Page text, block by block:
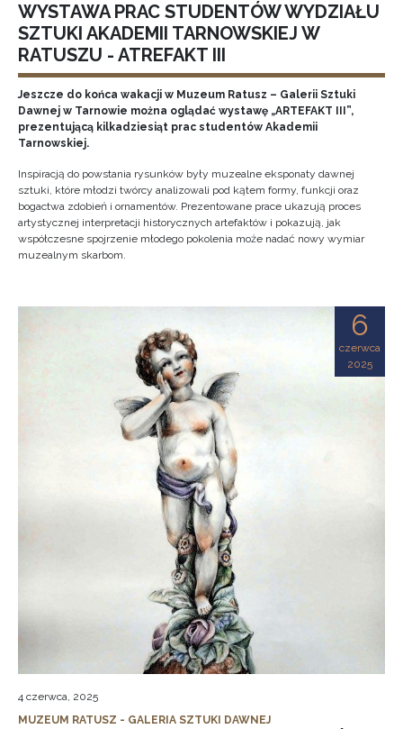
WYSTAWA PRAC STUDENTÓW WYDZIAŁU
SZTUKI AKADEMII TARNOWSKIEJ W
RATUSZU - ATREFAKT III
Jeszcze do końca wakacji w Muzeum Ratusz – Galerii Sztuki
Dawnej w Tarnowie można oglądać wystawę „ARTEFAKT III”,
prezentującą kilkadziesiąt prac studentów Akademii
Tarnowskiej.
Inspiracją do powstania rysunków były muzealne eksponaty dawnej
sztuki, które młodzi twórcy analizowali pod kątem formy, funkcji oraz
bogactwa zdobień i ornamentów. Prezentowane prace ukazują proces
artystycznej interpretacji historycznych artefaktów i pokazują, jak
współczesne spojrzenie młodego pokolenia może nadać nowy wymiar
muzealnym skarbom.
6
czerwca
2025
4 czerwca, 2025
MUZEUM RATUSZ - GALERIA SZTUKI DAWNEJ